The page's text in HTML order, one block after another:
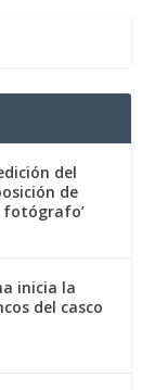
del
de
fotógrafo’
inicia la
del casco